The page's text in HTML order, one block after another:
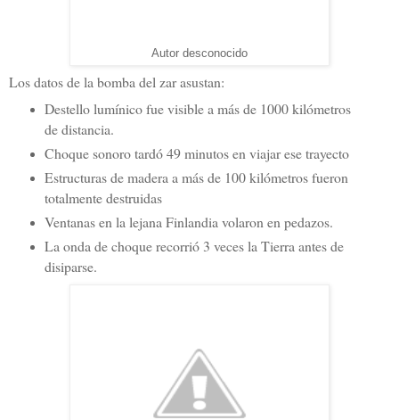
Autor desconocido
Los datos de la bomba del zar asustan:
Destello lumínico fue visible a más de 1000 kilómetros
de distancia.
Choque sonoro tardó 49 minutos en viajar ese trayecto
Estructuras de madera a más de 100 kilómetros fueron
totalmente destruidas
Ventanas en la lejana Finlandia volaron en pedazos.
La onda de choque recorrió 3 veces la Tierra antes de
disiparse.